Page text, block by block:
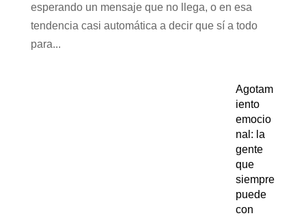
esperando un mensaje que no llega, o en esa
tendencia casi automática a decir que sí a todo
para...
Agotam
iento
emocio
nal: la
gente
que
siempre
puede
con